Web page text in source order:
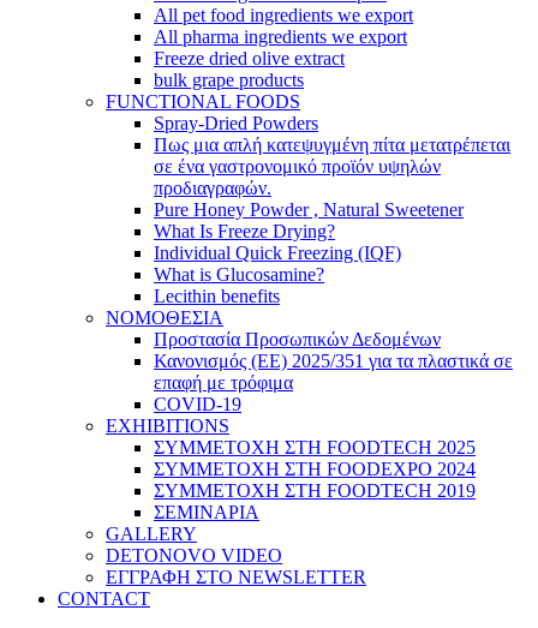
All pet food ingredients we export
All pharma ingredients we export
Freeze dried olive extract
bulk grape products
FUNCTIONAL FOODS
Spray-Dried Powders
Πως μια απλή κατεψυγμένη πίτα μετατρέπεται
σε ένα γαστρονομικό προϊόν υψηλών
προδιαγραφών.
Pure Honey Powder , Natural Sweetener
What Is Freeze Drying?
Individual Quick Freezing (IQF)
What is Glucosamine?
Lecithin benefits
ΝΟΜΟΘΕΣΙΑ
Προστασία Προσωπικών Δεδομένων
Κανονισμός (ΕΕ) 2025/351 για τα πλαστικά σε
επαφή με τρόφιμα
COVID-19
EXHIBITIONS
ΣΥΜΜΕΤΟΧΗ ΣΤΗ FOODTECH 2025
ΣΥΜΜΕΤΟΧΗ ΣΤΗ FOODEXPO 2024
ΣΥΜΜΕΤΟΧΗ ΣΤΗ FOODTECH 2019
ΣΕΜΙΝΑΡΙΑ
GALLERY
DETONOVO VIDEO
ΕΓΓΡΑΦΗ ΣΤΟ NEWSLETTER
CONTACT